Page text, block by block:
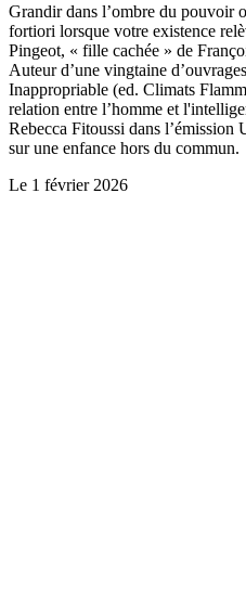
Grandir dans l’ombre du pouvoir
fortiori lorsque votre existence
Pingeot, « fille cachée » de
Auteur d’une vingtaine
Inappropriable (ed. Climats
relation entre l’homme et
Rebecca Fitoussi dans
sur une enfance hors du commun.
Le 1 février 2026